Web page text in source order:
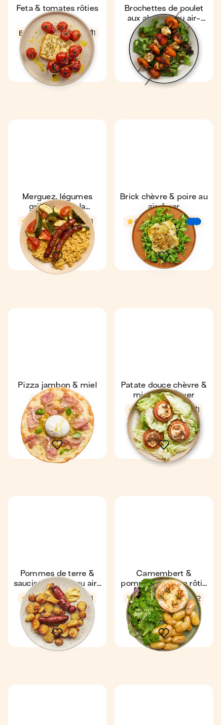
Feta & tomates rôties
au air-fryer
Express 12 min 1
Brochettes de poulet
aux abricots au air-
fryer
18 min 1
Merguez, légumes
grillés & riz à la
provençale
4,8 29 min 1
Brick chèvre & poire au
air-fryer
4,9 16 min €
1
Pizza jambon & miel
Express
4,6
16 min
2
Patate douce chèvre &
miel au air-fryer
4,7 34 min 1
Pommes de terre &
saucisses rôties au air-
fryer
4,5 34 min 1
Camembert &
pommes de terre rôtis
au air-fryer
4,8 24 min 2